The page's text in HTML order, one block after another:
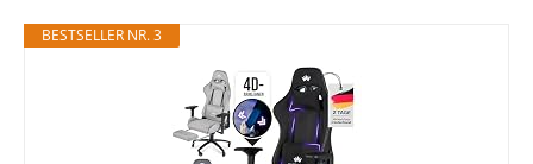
BESTSELLER NR. 3